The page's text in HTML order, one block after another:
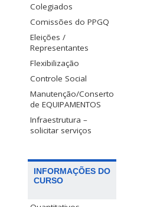
Colegiados
Comissões do PPGQ
Eleições /
Representantes
Flexibilização
Controle Social
Manutenção/Conserto
de EQUIPAMENTOS
Infraestrutura –
solicitar serviços
INFORMAÇÕES DO
CURSO